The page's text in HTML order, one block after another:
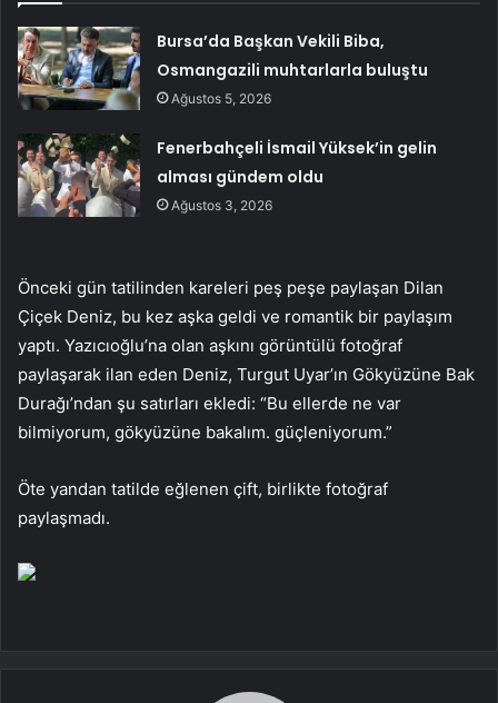
Bursa’da Başkan Vekili Biba,
Osmangazili muhtarlarla buluştu
Ağustos 5, 2026
Fenerbahçeli İsmail Yüksek’in gelin
alması gündem oldu
Ağustos 3, 2026
Önceki gün tatilinden kareleri peş peşe paylaşan Dilan
Çiçek Deniz, bu kez aşka geldi ve romantik bir paylaşım
yaptı. Yazıcıoğlu’na olan aşkını görüntülü fotoğraf
paylaşarak ilan eden Deniz, Turgut Uyar’ın Gökyüzüne Bak
Durağı’ndan şu satırları ekledi: “Bu ellerde ne var
bilmiyorum, gökyüzüne bakalım. güçleniyorum.”
Öte yandan tatilde eğlenen çift, birlikte fotoğraf
paylaşmadı.